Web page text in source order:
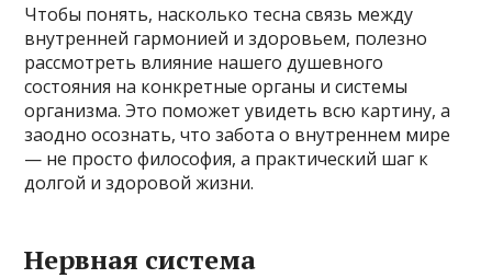
Чтобы понять, насколько тесна связь между
внутренней гармонией и здоровьем, полезно
рассмотреть влияние нашего душевного
состояния на конкретные органы и системы
организма. Это поможет увидеть всю картину, а
заодно осознать, что забота о внутреннем мире
— не просто философия, а практический шаг к
долгой и здоровой жизни.
Нервная система